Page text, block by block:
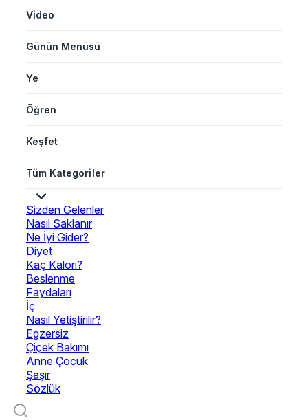
Video
Günün Menüsü
Ye
Öğren
Keşfet
Tüm Kategoriler
Sizden Gelenler
Nasıl Saklanır
Ne İyi Gider?
Diyet
Kaç Kalori?
Beslenme
Faydaları
İç
Nasıl Yetiştirilir?
Egzersiz
Çiçek Bakımı
Anne Çocuk
Şaşır
Sözlük